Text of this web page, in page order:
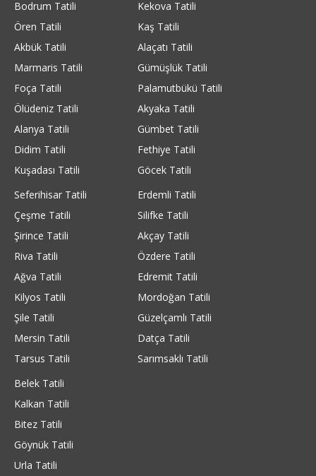
Bodrum Tatili
Ören Tatili
Akbük Tatili
Marmaris Tatili
Foça Tatili
Ölüdeniz Tatili
Alanya Tatili
Didim Tatili
Kuşadası Tatili
Kekova Tatili
Kaş Tatili
Alaçatı Tatili
Gümüşlük Tatili
Palamutbükü Tatili
Akyaka Tatili
Gümbet Tatili
Fethiye Tatili
Göcek Tatili
Seferihisar Tatili
Çeşme Tatili
Şirince Tatili
Riva Tatili
Ağva Tatili
Kilyos Tatili
Şile Tatili
Mersin Tatili
Tarsus Tatili
Erdemli Tatili
Silifke Tatili
Akçay Tatili
Özdere Tatili
Edremit Tatili
Mordoğan Tatili
Güzelçamlı Tatili
Datça Tatili
Sarımsaklı Tatili
Belek Tatili
Kalkan Tatili
Bitez Tatili
Göynük Tatili
Urla Tatili